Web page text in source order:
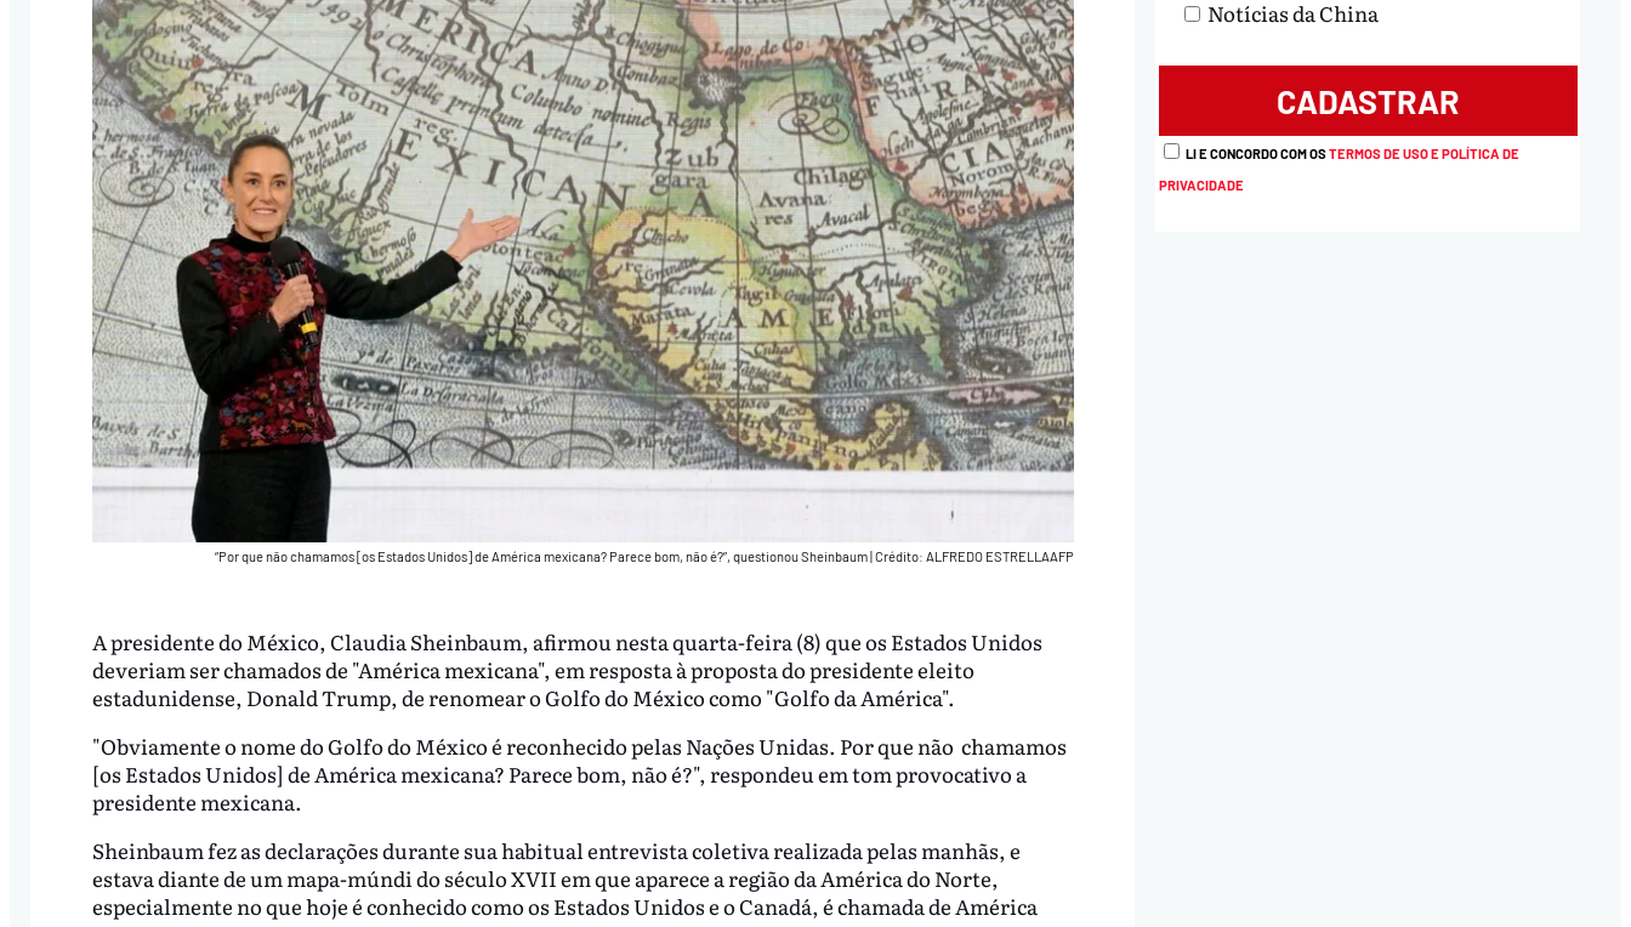
“Por que não chamamos [os Estados Unidos] de América mexicana? Parece bom, não é?”, questionou Sheinbaum|Crédito: ALFREDO ESTRELLAAFP
A presidente do México, Claudia Sheinbaum, afirmou nesta quarta-feira (8) que os Estados Unidos
deveriam ser chamados de "América mexicana", em resposta à proposta do presidente eleito
estadunidense, Donald Trump, de renomear o Golfo do México como "Golfo da América".
"Obviamente o nome do Golfo do México é reconhecido pelas Nações Unidas. Por que não chamamos
[os Estados Unidos] de América mexicana? Parece bom, não é?", respondeu em tom provocativo a
presidente mexicana.
Sheinbaum fez as declarações durante sua habitual entrevista coletiva realizada pelas manhãs, e
estava diante de um mapa-múndi do século XVII em que aparece a região da América do Norte,
especialmente no que hoje é conhecido como os Estados Unidos e o Canadá, é chamada de América
Notícias da China
LI E CONCORDO COM OSTERMOS DE USO E POLÍTICA DE
PRIVACIDADE